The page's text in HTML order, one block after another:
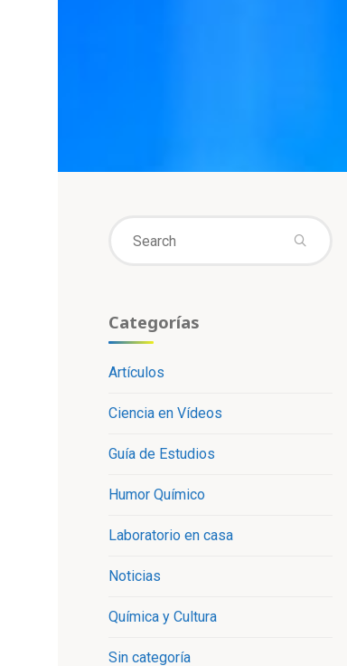
Categorías
Artículos
Ciencia en Vídeos
Guía de Estudios
Humor Químico
Laboratorio en casa
Noticias
Química y Cultura
Sin categoría